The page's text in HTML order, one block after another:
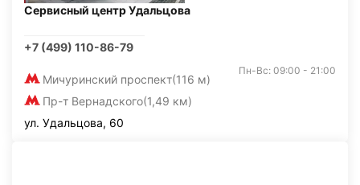
Сервисный центр Удальцова
+7 (499) 110-86-79
Мичуринский проспект(116 м)
Пр-т Вернадского(1,49 км)
Пн-Вс: 09:00 - 21:00
ул. Удальцова, 60